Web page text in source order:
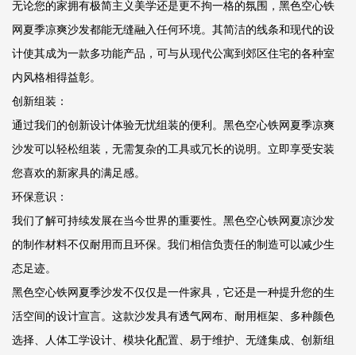
无论您的家拥有极简主义美学还是更不拘一格的氛围，黑色空心铁
网夏季凉爽沙发都能无缝融入任何环境。其简洁的线条和现代的设
计使其成为一款多功能产品，可与从现代公寓到郊区住宅的各种室
内风格相得益彰。
创新组装：
通过我们的创新设计体验无忧组装的便利。黑色空心铁网夏季凉爽
沙发可以轻松组装，无需复杂的工具或冗长的说明。立即享受安装
您喜欢的新家具的满足感。
环保意识：
我们了解可持续发展在当今世界的重要性。黑色空心铁网夏凉沙发
的制作材料不仅耐用而且环保。我们相信负责任的制造可以减少生
态足迹。
黑色空心铁网夏季沙发不仅仅是一件家具，它还是一种提升您的生
活空间的设计宣言。这款沙发具有透气网布、耐用框架、多种颜色
选择、人体工学设计、模块化配置、易于维护、无缝集成、创新组